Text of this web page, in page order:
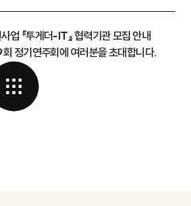
업 『투게더-IT』 협력기관 모집 안내
정기연주회에 여러분을 초대합니다.